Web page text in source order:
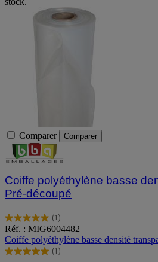
Comparer Comparer
Coiffe polyéthylène basse
Pré-découpé
(1)
5.0
sur
5
étoiles.
Réf. : MIG6004482
Coiffe polyéthylène basse densité
(1)
5.0